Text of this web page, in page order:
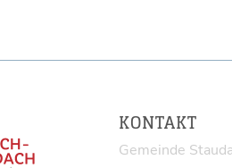
KONTAKT
Gemeinde